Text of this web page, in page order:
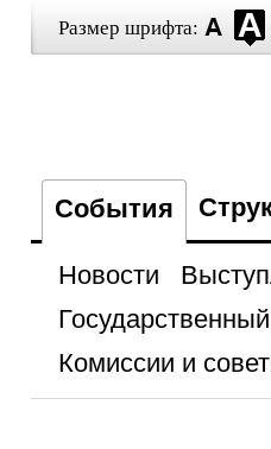
Размер шрифта:
События
Новости
Комиссии и